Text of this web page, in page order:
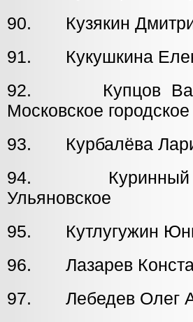
90. Кузякин
91. Кукушкина
92. Купцов
Московское городское
93. Курбалёва
94. Куринный
Ульяновское
95. Кутлугужин
96. Лазарев
97. Лебедев Олег